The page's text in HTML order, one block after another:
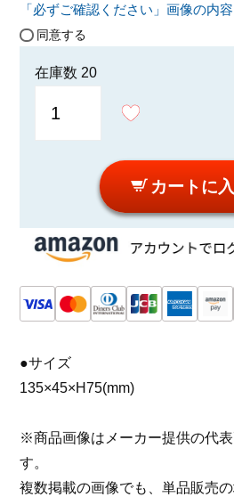
「必ずご確認ください」画像の内
同意する
在庫数 20
カートに
●サイズ
135×45×H75(mm)
※商品画像はメーカー提供の代
す。
複数掲載の画像でも、単品販売の